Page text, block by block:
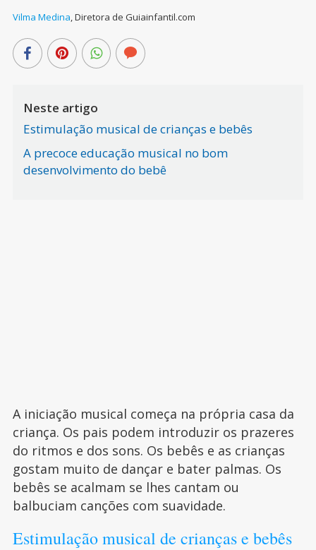
Vilma Medina,Diretora de Guiainfantil.com
Neste artigo
Estimulação musical de crianças e bebês
A precoce educação musical no bom
desenvolvimento do bebê
A iniciação musical começa na própria casa da
criança. Os pais podem introduzir os prazeres
do ritmos e dos sons. Os bebês e as crianças
gostam muito de dançar e bater palmas. Os
bebês se acalmam se lhes cantam ou
balbuciam canções com suavidade.
Estimulação musical de crianças e bebês